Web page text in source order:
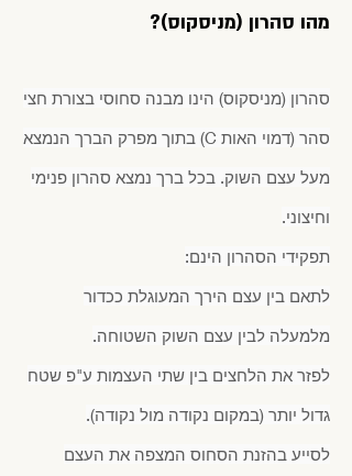
מהו סהרון (מניסקוס)?
סהרון (מניסקוס) הינו מבנה סחוסי בצורת חצי
סהר (דמוי האות C) בתוך מפרק הברך הנמצא
מעל עצם השוק. בכל ברך נמצא סהרון פנימי
וחיצוני.
תפקידי הסהרון הינם:
לתאם בין עצם הירך המעוגלת ככדור
מלמעלה לבין עצם השוק השטוחה.
לפזר את הלחצים בין שתי העצמות ע"פ שטח
גדול יותר (במקום נקודה מול נקודה).
לסייע בהזנת הסחוס המצפה את העצם